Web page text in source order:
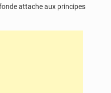
attache aux principes